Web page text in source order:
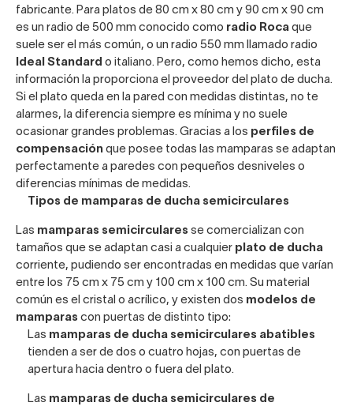
fabricante. Para platos de 80 cm x 80 cm y 90 cm x 90 cm
es un radio de 500 mm conocido como radio Roca que
suele ser el más común, o un radio 550 mm llamado radio
Ideal Standard o italiano. Pero, como hemos dicho, esta
información la proporciona el proveedor del plato de ducha.
Si el plato queda en la pared con medidas distintas, no te
alarmes, la diferencia siempre es mínima y no suele
ocasionar grandes problemas. Gracias a los perfiles de
compensación que posee todas las mamparas se adaptan
perfectamente a paredes con pequeños desniveles o
diferencias mínimas de medidas.
Tipos de mamparas de ducha semicirculares
Las mamparas semicirculares se comercializan con
tamaños que se adaptan casi a cualquier plato de ducha
corriente, pudiendo ser encontradas en medidas que varían
entre los 75 cm x 75 cm y 100 cm x 100 cm. Su material
común es el cristal o acrílico, y existen dos modelos de
mamparas con puertas de distinto tipo:
Las mamparas de ducha semicirculares abatibles
tienden a ser de dos o cuatro hojas, con puertas de
apertura hacia dentro o fuera del plato.
Las mamparas de ducha semicirculares de